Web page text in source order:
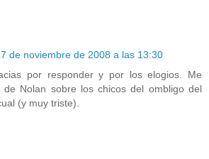
de noviembre de 2008 a las 13:30
por responder y por los elogios. Me
de Nolan sobre los chicos del ombligo del
(y muy triste).